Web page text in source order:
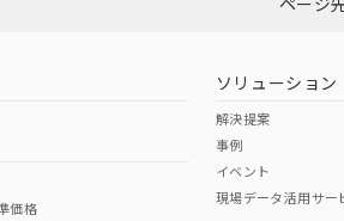
ダウンロードはこちら
（日本
価格
ソリューション
解決提案
事例
イベント
現場データ活用サー